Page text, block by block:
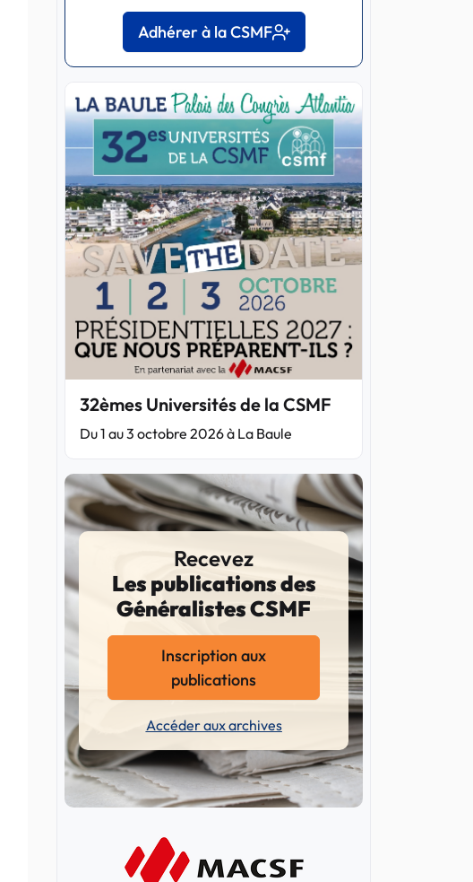
Adhérer à la CSMF
32èmes Universités de la CSMF
Du 1 au 3 octobre 2026 à La Baule
Recevez
Les publications des
Généralistes CSMF
Inscription aux
publications
Accéder aux archives